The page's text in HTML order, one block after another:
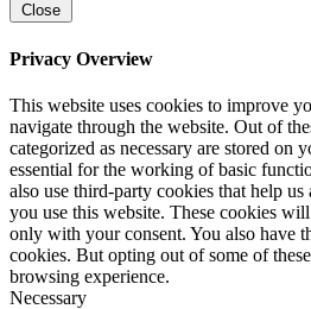
Close
Privacy Overview
This website uses cookies to improve
navigate through the website. Out of
categorized as necessary are stored on
essential for the working of basic
also use third-party cookies that help
you use this website. These cookies
only with your consent. You also have
cookies. But opting out of some of
browsing experience.
Necessary